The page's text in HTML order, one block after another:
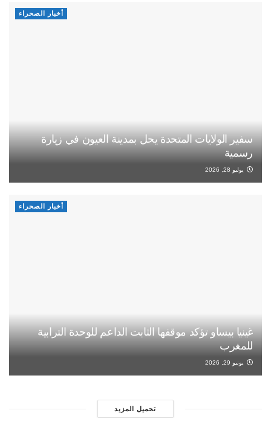
أخبار الصحراء
سفير الولايات المتحدة يحل بمدينة العيون في زيارة
رسمية
يوليو 28, 2026
أخبار الصحراء
غينيا بيساو تؤكد موقفها الثابت الداعم للوحدة الترابية
للمغرب
يونيو 29, 2026
تحميل المزيد